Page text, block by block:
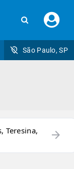
seu
São Paulo, SP
Teresina,
arrow_forward